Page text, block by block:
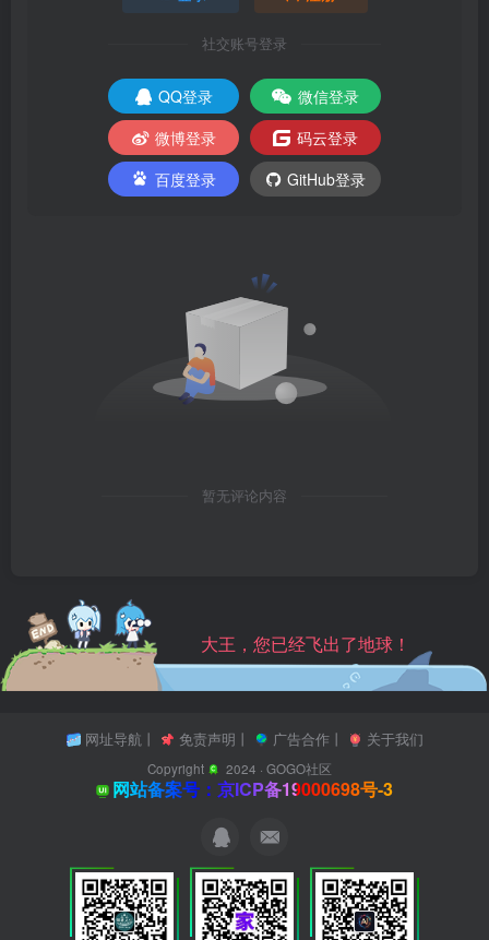
社交账号登录
QQ登录
微信登录
微博登录
码云登录
百度登录
GitHub登录
暂无评论内容
大王，您已经飞出了地球！
网址导航丨 免责声明 丨 广告合作丨 关于我们
Copyright 2024 ·GOGO社区
网站备案号：京ICP备19000698号-3